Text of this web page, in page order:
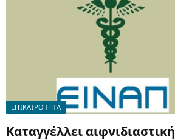
ΕΠΙΚΑΙΡΟΤΗΤΑ
Καταγγέλλει αιφνιδιαστική